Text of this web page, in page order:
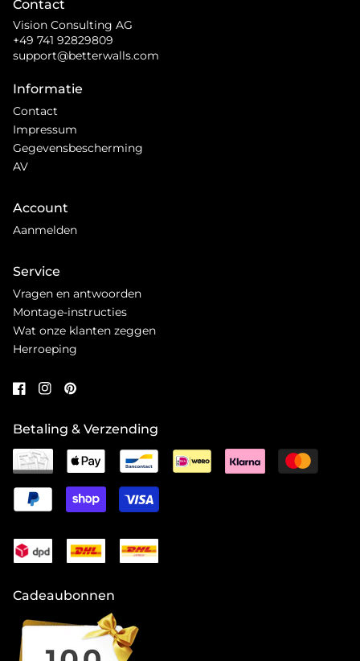
Contact
Vision Consulting AG
+49 741 92829809
support@betterwalls.com
Informatie
Contact
Impressum
Gegevensbescherming
AV
Account
Aanmelden
Service
Vragen en antwoorden
Montage-instructies
Wat onze klanten zeggen
Herroeping
Betaling & Verzending
Cadeaubonnen